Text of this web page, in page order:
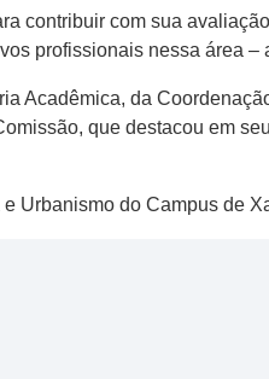
contribuir com sua
profissionais nessa área –
Acadêmica, da
que destacou em
Urbanismo do Campus de